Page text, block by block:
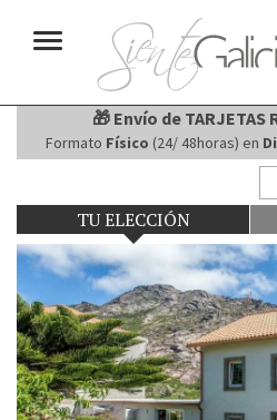
Toggle
navigation
🎁 Envío de TARJETAS
Formato Físico (24/ 48horas) en
TU ELECCIÓN